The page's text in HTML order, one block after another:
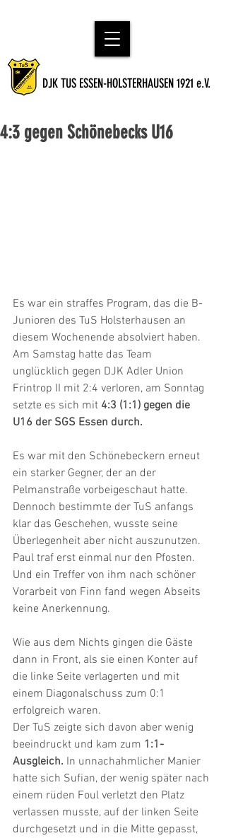
DJK TUS ESSEN-HOLSTERHAUSEN 1921 e.V.
4:3 gegen Schönebecks U16
Es war ein straffes Program, das die B-
Junioren des TuS Holsterhausen an
diesem Wochenende absolviert haben.
Am Samstag hatte das Team
unglücklich gegen DJK Adler Union
Frintrop II mit 2:4 verloren, am Sonntag
setzte es sich mit 4:3 (1:1) gegen die
U16 der SGS Essen durch.
Es war mit den Schönebeckern erneut
ein starker Gegner, der an der
Pelmanstraße vorbeigeschaut hatte.
Dennoch bestimmte der TuS anfangs
klar das Geschehen, wusste seine
Überlegenheit aber nicht auszunutzen.
Paul traf erst einmal nur den Pfosten.
Und ein Treffer von ihm nach schöner
Vorarbeit von Finn fand wegen Abseits
keine Anerkennung.
Wie aus dem Nichts gingen die Gäste
dann in Front, als sie einen Konter auf
die linke Seite verlagerten und mit
einem Diagonalschuss zum 0:1
erfolgreich waren.
Der TuS zeigte sich davon aber wenig
beeindruckt und kam zum 1:1-
Ausgleich. In unnachahmlicher Manier
hatte sich Sufian, der wenig später nach
einem rüden Foul verletzt den Platz
verlassen musste, auf der linken Seite
durchgesetzt und in die Mitte gepasst,